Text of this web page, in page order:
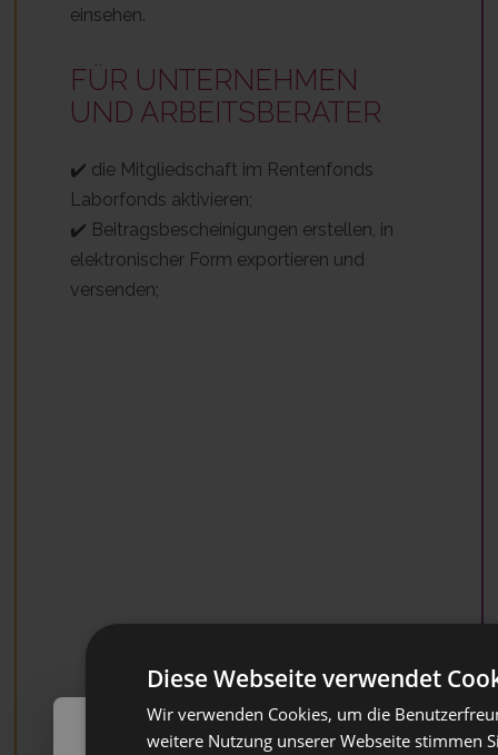
einsehen.
FÜR UNTERNEHMEN
UND ARBEITSBERATER
✔️ die Mitgliedschaft im Rentenfonds
Laborfonds aktivieren;
✔️ Beitragsbescheinigungen erstellen, in
elektronischer Form exportieren und
versenden;
Diese Webseite verwendet
Wir verwenden Cookies, um die
weitere Nutzung unserer Webseite stimmen